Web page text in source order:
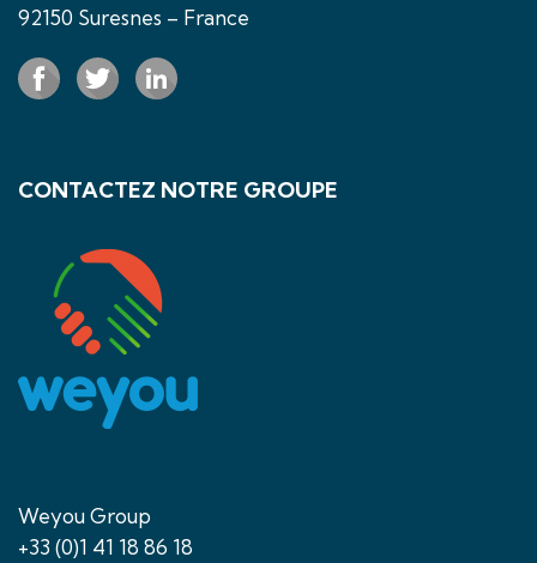
92150 Suresnes – France
CONTACTEZ NOTRE GROUPE
Weyou Group
+33 (0)1 41 18 86 18